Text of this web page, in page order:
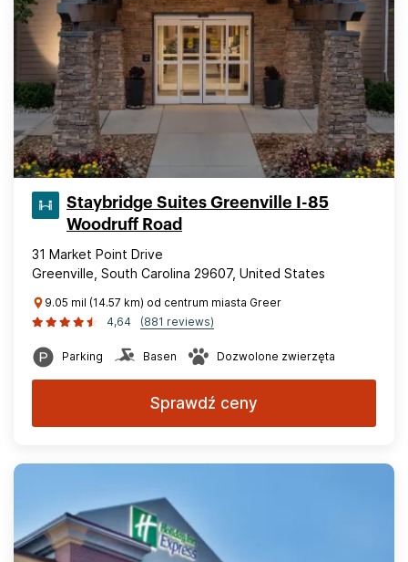
Staybridge Suites Greenville I-85
Woodruff Road
31 Market Point Drive
Greenville, South Carolina 29607, United States
9.05 mil (14.57 km) od centrum miasta Greer
4,64
(881 reviews)
Parking Basen Dozwolone zwierzęta
Sprawdź ceny